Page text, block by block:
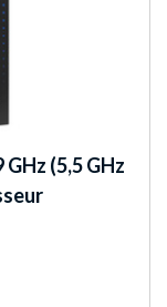
(5,5 GHz